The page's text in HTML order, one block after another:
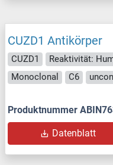
CUZD1 Antikörper
CUZD1 Reaktivität:
Monoclonal
C6
Produktnummer
Datenblatt